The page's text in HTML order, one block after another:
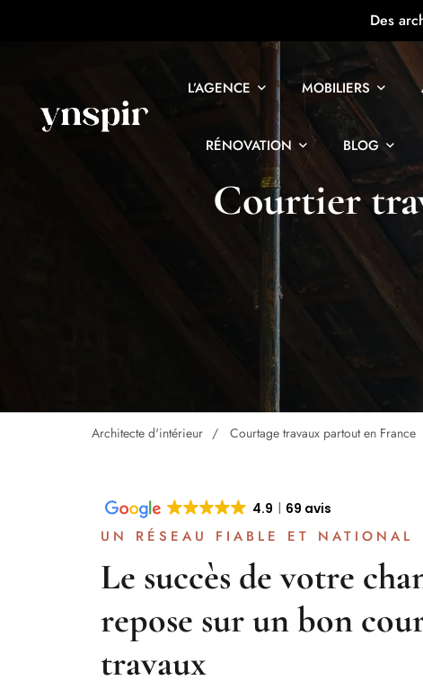
Des
L’AGENCE MOBILIERS
RÉNOVATION BLOG
Courtier
Architecte d'intérieur Courtage travaux partout en France
4.9 69 avis
UN RÉSEAU FIABLE ET NATIONAL
Le succès de votre
repose sur un bon
travaux